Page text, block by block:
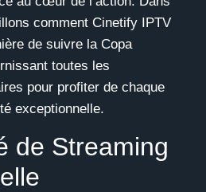
comment Cinetify IPTV
de suivre la Copa
toutes les
pour profiter de chaque
exceptionnelle.
de Streaming